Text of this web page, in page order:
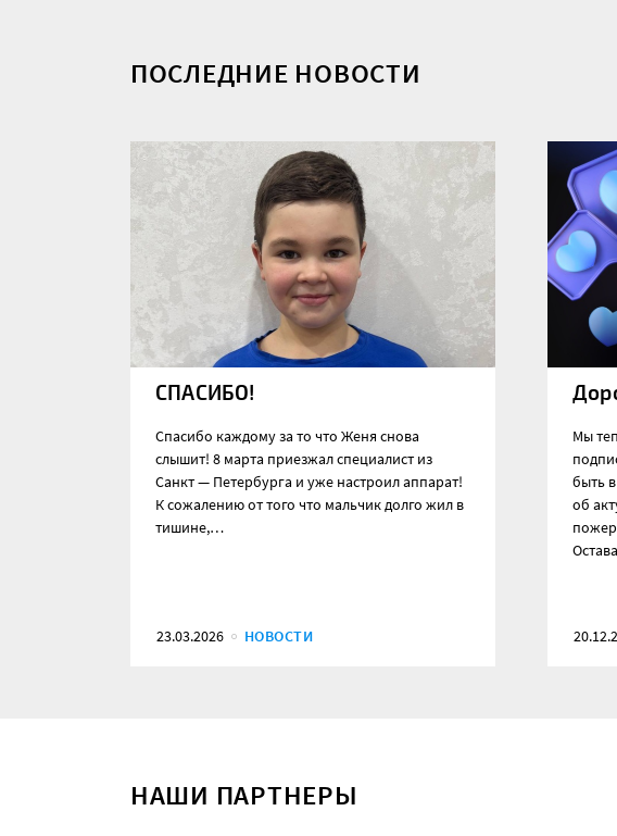
ПОСЛЕДНИЕ НОВОСТИ
СПАСИБО!
Спасибо каждому за то что Женя снова
слышит! 8 марта приезжал специалист из
Санкт — Петербурга и уже настроил аппарат!
К сожалению от того что мальчик долго жил в
тишине,…
23.03.2026 НОВОСТИ
Мы
быть
об
НАШИ ПАРТНЕРЫ